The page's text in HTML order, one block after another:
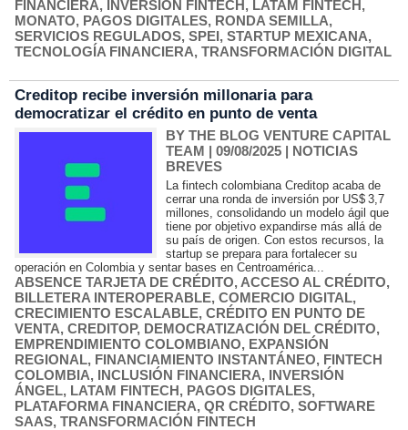
FINANCIERA, INVERSIÓN FINTECH , LATAM FINTECH ,
MONATO, PAGOS DIGITALES, RONDA SEMILLA,
SERVICIOS REGULADOS, SPEI, STARTUP MEXICANA,
TECNOLOGÍA FINANCIERA, TRANSFORMACIÓN DIGITAL
Creditop recibe inversión millonaria para
democratizar el crédito en punto de venta
BY THE BLOG VENTURE CAPITAL
TEAM | 09/08/2025 | NOTICIAS
BREVES
La fintech colombiana Creditop acaba de
cerrar una ronda de inversión por US$ 3,7
millones, consolidando un modelo ágil que
tiene por objetivo expandirse más allá de
su país de origen. Con estos recursos, la
startup se prepara para fortalecer su
operación en Colombia y sentar bases en Centroamérica...
ABSENCE TARJETA DE CRÉDITO, ACCESO AL CRÉDITO,
BILLETERA INTEROPERABLE, COMERCIO DIGITAL,
CRECIMIENTO ESCALABLE, CRÉDITO EN PUNTO DE
VENTA, CREDITOP, DEMOCRATIZACIÓN DEL CRÉDITO,
EMPRENDIMIENTO COLOMBIANO, EXPANSIÓN
REGIONAL, FINANCIAMIENTO INSTANTÁNEO, FINTECH
COLOMBIA, INCLUSIÓN FINANCIERA, INVERSIÓN
ÁNGEL, LATAM FINTECH, PAGOS DIGITALES,
PLATAFORMA FINANCIERA, QR CRÉDITO, SOFTWARE
SAAS, TRANSFORMACIÓN FINTECH